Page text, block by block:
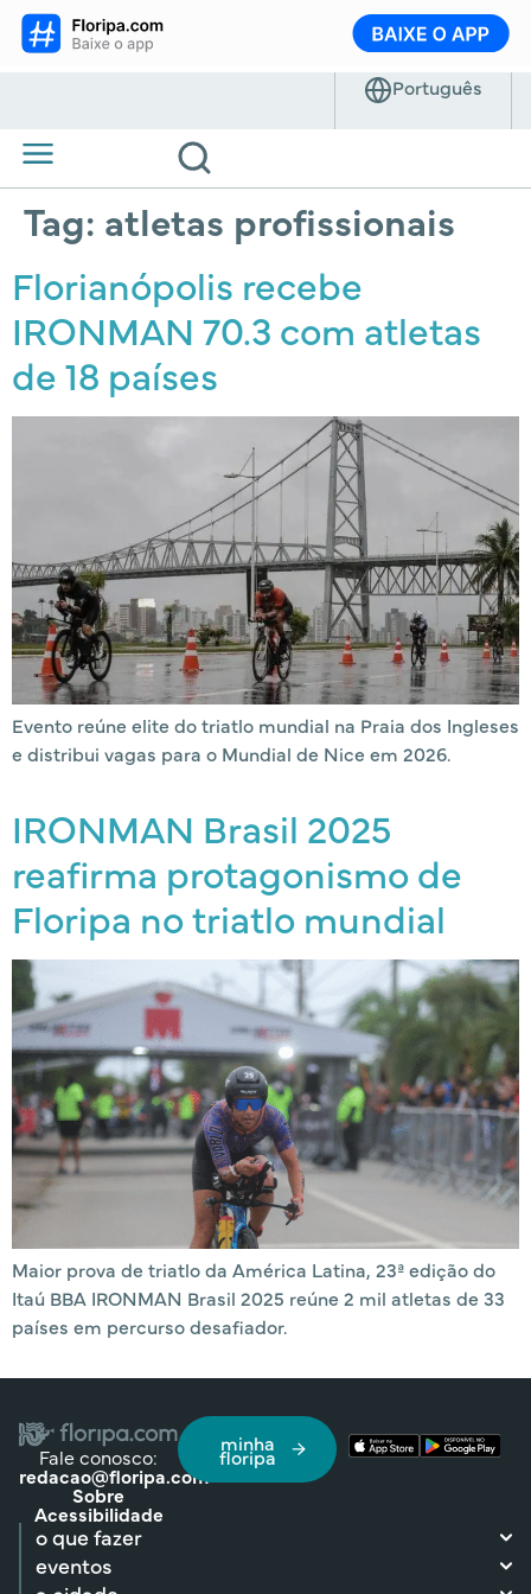
Tag: atletas profissionais
Florianópolis recebe
IRONMAN 70.3 com atletas
de 18 países
Evento reúne elite do triatlo mundial na Praia dos Ingleses
e distribui vagas para o Mundial de Nice em 2026.
IRONMAN Brasil 2025
reafirma protagonismo de
Floripa no triatlo mundial
Maior prova de triatlo da América Latina, 23ª edição do
Itaú BBA IRONMAN Brasil 2025 reúne 2 mil atletas de 33
países em percurso desafiador.
Fale conosco:
redacao@floripa.com
Sobre
Acessibilidade
minha
floripa
o que fazer
eventos